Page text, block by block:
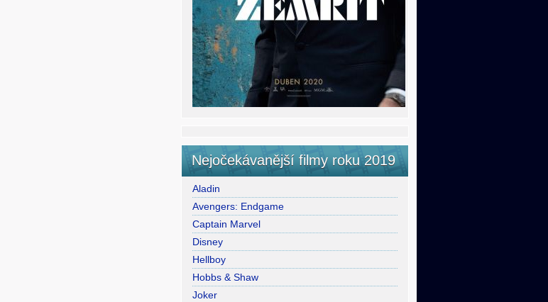
Nejočekávanější filmy roku 2019
Aladin
Avengers: Endgame
Captain Marvel
Disney
Hellboy
Hobbs & Shaw
Joker